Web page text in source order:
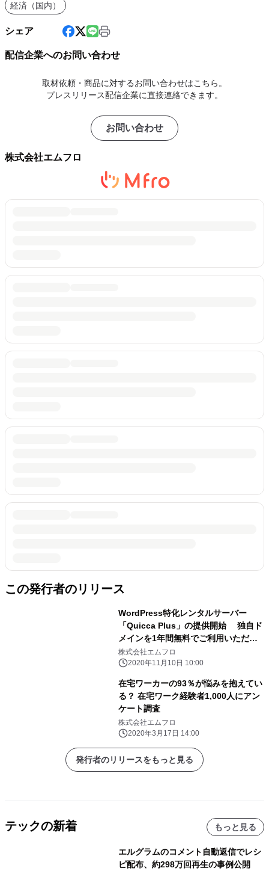
経済（国内）
シェア
配信企業へのお問い合わせ
取材依頼・商品に対するお問い合わせはこちら。
プレスリリース配信企業に直接連絡できます。
お問い合わせ
株式会社エムフロ
この発行者のリリース
WordPress特化レンタルサーバー
「Quicca Plus」の提供開始 独自ド
メインを1年間無料でご利用いただけ
るキャンペーンを実施
株式会社エムフロ
2020年11月10日 10:00
在宅ワーカーの93％が悩みを抱えてい
る？ 在宅ワーク経験者1,000人にアン
ケート調査
株式会社エムフロ
2020年3月17日 14:00
発行者のリリースをもっと見る
テックの新着 もっと見る
エルグラムのコメント自動返信でレシ
ピ配布、約298万回再生の事例公開